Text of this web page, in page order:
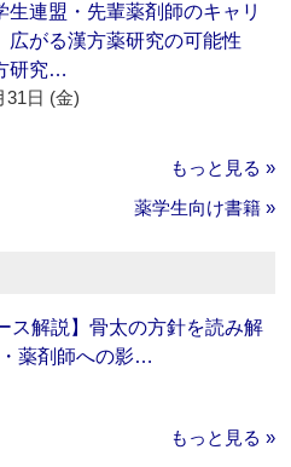
生連盟・先輩薬剤師のキャリ
広がる漢方薬研究の可能性
研究…
31日 (金)
もっと見る »
薬学生向け書籍 »
ス解説】骨太の方針を読み解
薬剤師への影…
もっと見る »